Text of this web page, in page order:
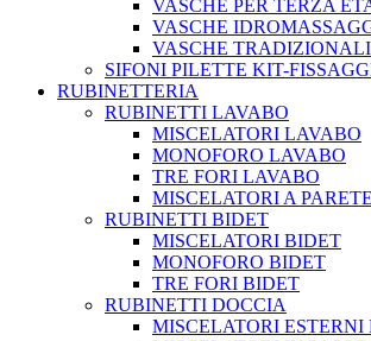
VASCHE PER TERZA
VASCHE
VASCHE TRADIZIONALI
SIFONI PILETTE KIT-
RUBINETTERIA
RUBINETTI LAVABO
MISCELATORI LAVABO
MONOFORO LAVABO
TRE FORI LAVABO
MISCELATORI A PARETE
RUBINETTI BIDET
MISCELATORI BIDET
MONOFORO BIDET
TRE FORI BIDET
RUBINETTI DOCCIA
MISCELATORI ESTERNI